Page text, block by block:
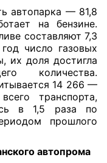
автопарка — 81,8
на бензине.
составляют 7,3
число газовых
их доля достигла
количества.
14 266 —
транспорта,
в 1,5 раза по
прошлого
автопрома